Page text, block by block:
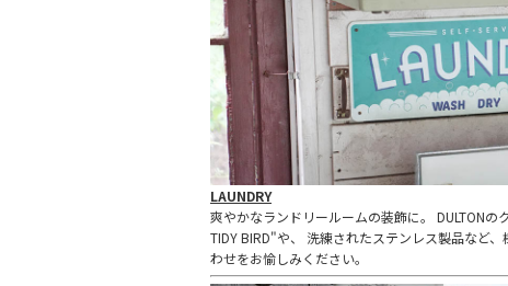
LAUNDRY
爽やかなランドリールームの装飾に。 DULTONの
TIDY BIRD"や、 洗練されたステンレス製品など
わせをお愉しみください。